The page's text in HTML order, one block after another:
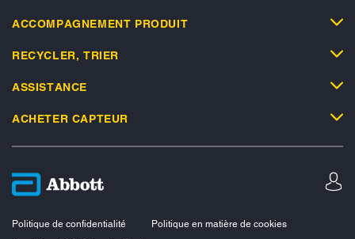
ACCOMPAGNEMENT PRODUIT
RECYCLER, TRIER
ASSISTANCE
ACHETER CAPTEUR
Politique de confidentialité
Politique en matière de cookies